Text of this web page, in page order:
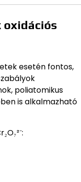
oxidációs
esetén fontos,
poliatomikus
is alkalmazható